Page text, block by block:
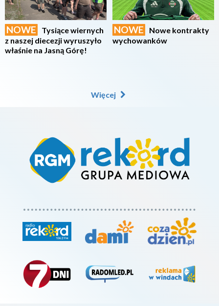
NOWE
Tysiące wiernych
z naszej diecezji wyruszyło
właśnie na Jasną Górę!
NOWE
Nowe kontrakty
wychowanków
Więcej